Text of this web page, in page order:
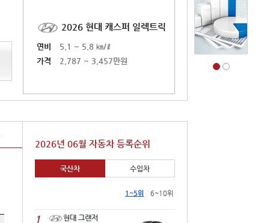
2026 현대 캐스퍼 일렉트릭
연비
5.1 ~ 5.8 ㎞/ℓ
가격
2,787 ~ 3,457만원
2026 현대 캐스퍼
5.1 ~ 5.8 ㎞/ℓ
2,787 ~ 3,457만원
2026년 06월 자동차 등록순위
국산차 수입차
1~5위 6~10위
1 현대 그랜저